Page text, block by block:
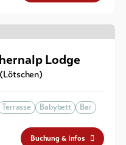
Lodge
Terrasse Babybett Bar
Buchung & Infos